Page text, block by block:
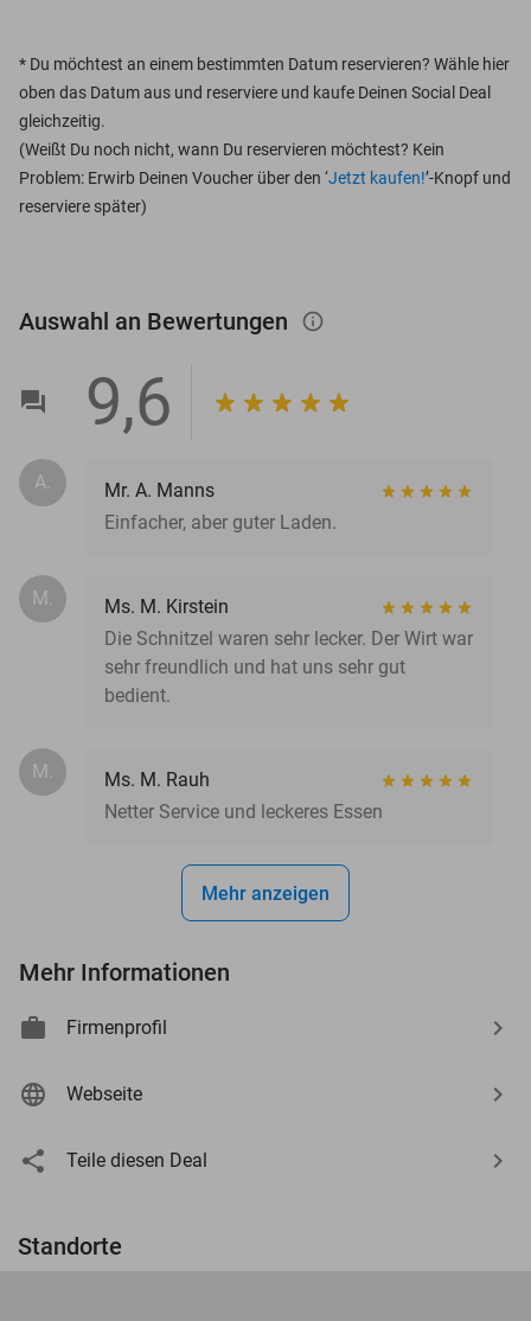
* Du möchtest an einem bestimmten Datum reservieren? Wähle hier
oben das Datum aus und reserviere und kaufe Deinen Social Deal
gleichzeitig.
(Weißt Du noch nicht, wann Du reservieren möchtest? Kein
Problem: Erwirb Deinen Voucher über den ‘Jetzt kaufen!’-Knopf und
reserviere später)
Auswahl an Bewertungen info_outlined
9,6
A.
Mr. A. Manns
Einfacher, aber guter Laden.
M.
Ms. M. Kirstein
Die Schnitzel waren sehr lecker. Der Wirt war
sehr freundlich und hat uns sehr gut
bedient.
M.
Ms. M. Rauh
Netter Service und leckeres Essen
Mehr anzeigen
Mehr Informationen
Firmenprofil
Webseite
Teile diesen Deal
Standorte